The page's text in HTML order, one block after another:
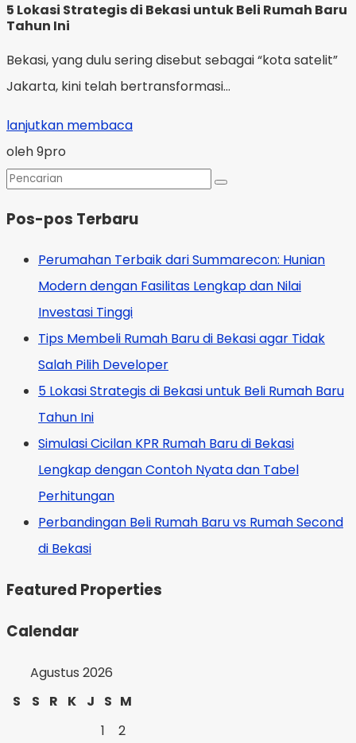
5 Lokasi Strategis di Bekasi untuk Beli Rumah Baru
Tahun Ini
Bekasi, yang dulu sering disebut sebagai “kota satelit”
Jakarta, kini telah bertransformasi...
lanjutkan membaca
oleh 9pro
Pos-pos Terbaru
Perumahan Terbaik dari Summarecon: Hunian
Modern dengan Fasilitas Lengkap dan Nilai
Investasi Tinggi
Tips Membeli Rumah Baru di Bekasi agar Tidak
Salah Pilih Developer
5 Lokasi Strategis di Bekasi untuk Beli Rumah Baru
Tahun Ini
Simulasi Cicilan KPR Rumah Baru di Bekasi
Lengkap dengan Contoh Nyata dan Tabel
Perhitungan
Perbandingan Beli Rumah Baru vs Rumah Second
di Bekasi
Featured Properties
Calendar
Agustus 2026
S
S R K J S M
1
2